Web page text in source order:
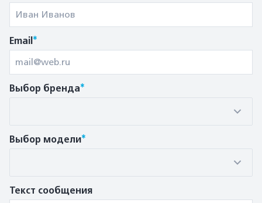
Email*
Выбор бренда*
Выбор модели*
Текст сообщения